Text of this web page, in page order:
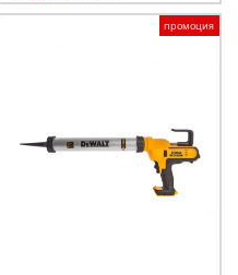
промоция